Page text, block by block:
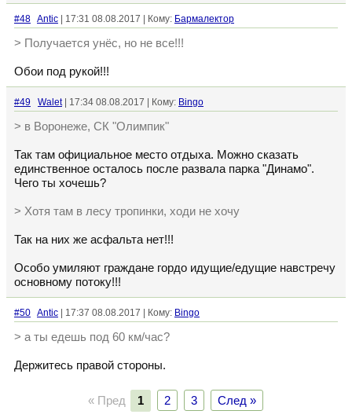
#48 Antic | 17:31 08.08.2017 | Кому: Бармалектор
> Получается унёс, но не все!!!
Обои под рукой!!!
#49 Walet| 17:34 08.08.2017 | Кому: Bingo
> в Воронеже, СК "Олимпик"
Так там официальное место отдыха. Можно сказать
единственное осталось после развала парка "Динамо".
Чего ты хочешь?
> Хотя там в лесу тропинки, ходи не хочу
Так на них же асфальта нет!!!
Особо умиляют граждане гордо идущие/едущие навстречу
основному потоку!!!
#50 Antic | 17:37 08.08.2017 | Кому: Bingo
> а ты едешь под 60 км/час?
Держитесь правой стороны.
« Пред 1 2 3 След »